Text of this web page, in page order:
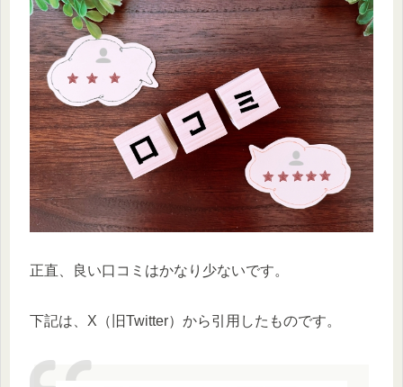
正直、良い口コミはかなり少ないです。
下記は、X（旧Twitter）から引用したものです。